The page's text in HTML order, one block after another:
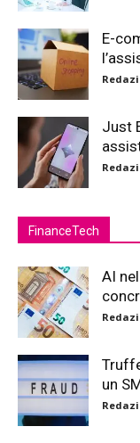
E-
Just
FinanceTech
AI
un